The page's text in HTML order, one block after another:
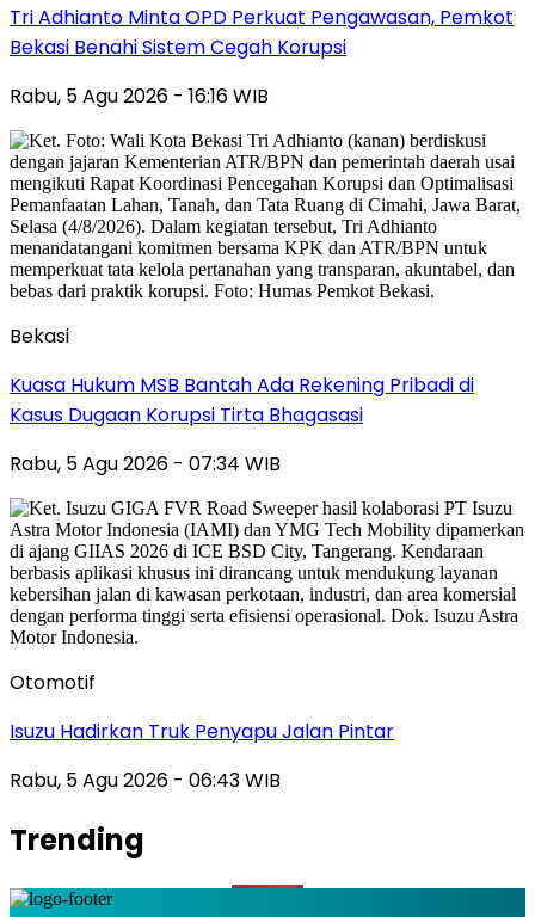
Tri Adhianto Minta OPD Perkuat Pengawasan, Pemkot
Bekasi Benahi Sistem Cegah Korupsi
Rabu, 5 Agu 2026 - 16:16 WIB
Bekasi
Kuasa Hukum MSB Bantah Ada Rekening Pribadi di
Kasus Dugaan Korupsi Tirta Bhagasasi
Rabu, 5 Agu 2026 - 07:34 WIB
Otomotif
Isuzu Hadirkan Truk Penyapu Jalan Pintar
Rabu, 5 Agu 2026 - 06:43 WIB
Trending